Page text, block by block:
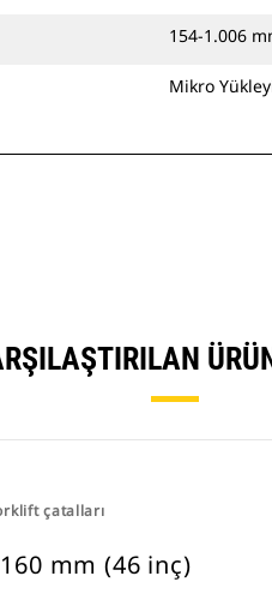
154-1.006
Mikro
çatalları
mm (46 inç)